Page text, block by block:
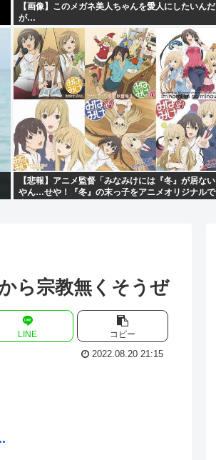
【画像】このメガネ美人ちゃんを愛人にしたいんだ
が…
【悲報】アニメ監督「みなみけには『冬』が居ない
やん…せや！『冬』の末っ子をアニメオリジナルで
ら宗教無くそうぜ
LINE コピー
2022.08.20 21:15